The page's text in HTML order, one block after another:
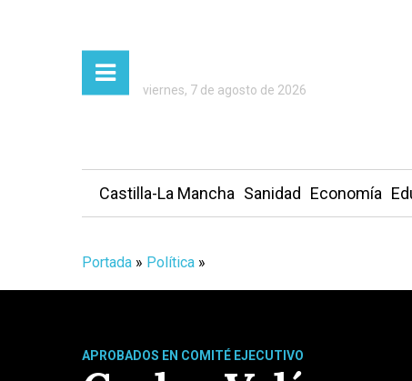
viernes, 7 de agosto de 2026
Castilla-La Mancha Sanidad Economía
Portada » Política »
APROBADOS EN COMITÉ EJECUTIVO